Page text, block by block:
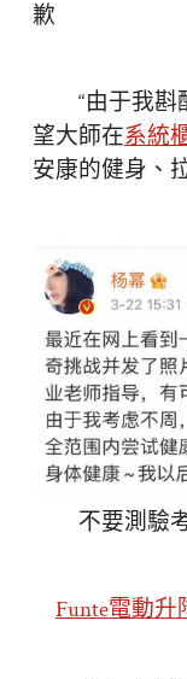
歉
“由于我斟
望大師在系統
安康的健身、
不要測驗考
Funte電動升